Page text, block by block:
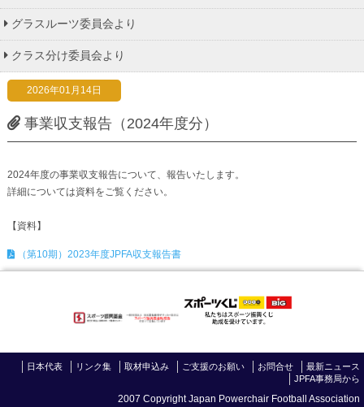
グラスルーツ委員会より
クラス分け委員会より
2026年01月14日
事業収支報告（2024年度分）
2024年度の事業収支報告について、報告いたします。
詳細については資料をご覧ください。
【資料】
（第10期）2023年度JPFA収支報告書
最新ニュース
お問合せ
ご支援のお願い
取材申込み
リンク集
日本代表
JPFA事務局から
2007 Copyright Japan Powerchair Football Association